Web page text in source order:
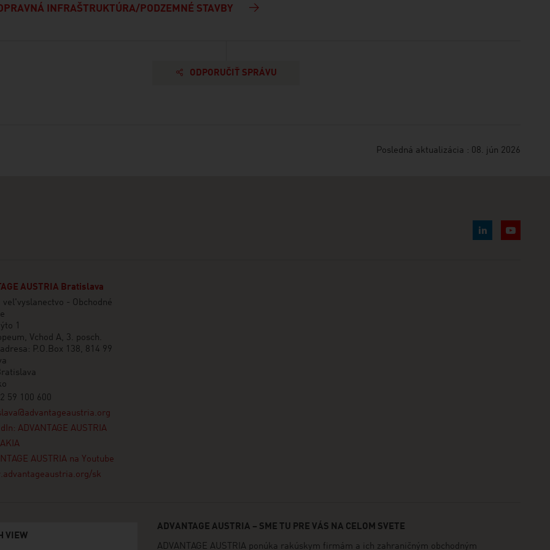
INFRAŠTRUKTÚRA/PODZEMNÉ STAVBY
ODPORUČIŤ SPRÁVU
Posledná aktualizácia : 08. jún 2026
AUSTRIA Bratislava
vel'vyslanectvo - Obchodné
1
Vchod A, 3. posch.
P.O.Box 138, 814 99
59 100 600
ADVANTAGE AUSTRIA
AUSTRIA na Youtube
sk
VIEW
ADVANTAGE AUSTRIA – SME TU PRE VÁS NA CELOM SVETE
ADVANTAGE AUSTRIA ponúka rakúskym firmám a ich zahraničným obchodným